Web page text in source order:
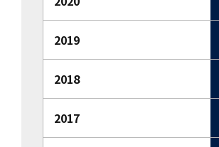
2019
2018
2017